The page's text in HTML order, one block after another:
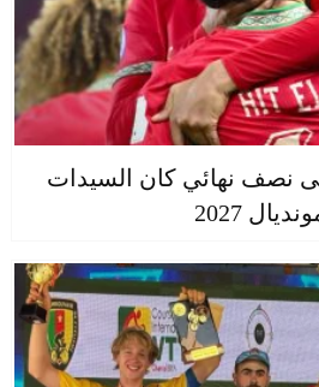
نصف نهائي كان السيدات
2027